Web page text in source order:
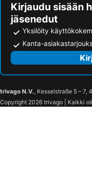
Kirjaudu sisään
jäsenedut
Yksilöity
Kanta-
trivago N.V., Kesselstraße 5 – 7,
Copyright 2026 trivago | Kaikki